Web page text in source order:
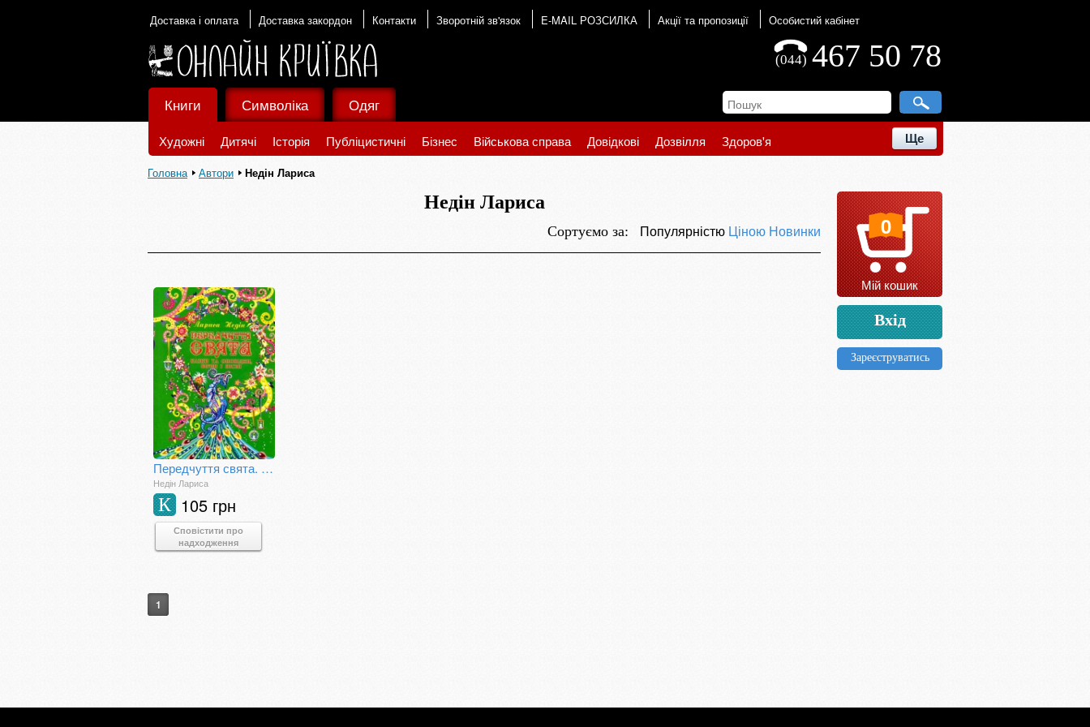
Доставка і оплата Доставка закордон Контакти Зворотній зв'язок E-MAIL РОЗСИЛКА Акції та пропозиції Особистий кабінет
467 50 78
(044)
Книги
Художні Дитячі Історія Публіцистичні Бізнес Військова справа Довідкові Дозвілля Здоров'я Ще
Символіка Одяг
Головна Автори Недін Лариса
Недін Лариса
Сортуємо за: Популярністю Ціною Новинки
Передчуття свята. Казки та оповідки, вірші і пісні.
Недін Лариса
105 грн
К
Сповістити про
надходження
1
0
Мій кошик
Вхід
Зареєструватись